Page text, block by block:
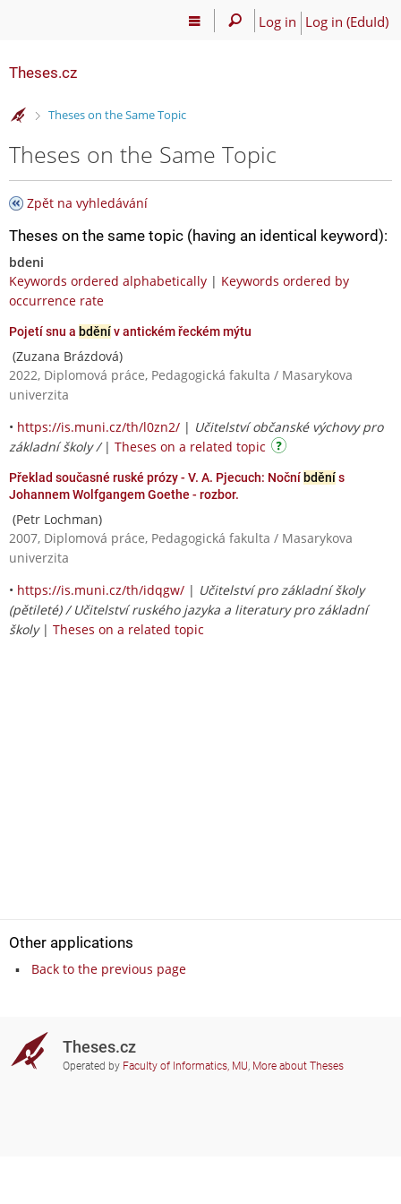
Log in Log in (EduId)
Theses.cz
>
Theses on the Same Topic
Theses on the Same Topic
Zpět na vyhledávání
Theses on the same topic (having an identical keyword):
bdeni
Keywords ordered alphabetically | Keywords ordered by
occurrence rate
Pojetí snu a bděnív antickém řeckém mýtu
(Zuzana Brázdová)
2022, Diplomová práce, Pedagogická fakulta / Masarykova
univerzita
• https://is.muni.cz/th/l0zn2/ | Učitelství občanské výchovy pro
základní školy / | Theses on a related topic
Překlad současné ruské prózy - V. A. Pjecuch: Nočníbděnís
Johannem Wolfgangem Goethe - rozbor.
(Petr Lochman)
2007, Diplomová práce, Pedagogická fakulta / Masarykova
univerzita
• https://is.muni.cz/th/idqgw/ | Učitelství pro základní školy
(pětileté) / Učitelství ruského jazyka a literatury pro základní
školy| Theses on a related topic
Other applications
Back to the previous page
Theses.cz
Operated by Faculty of Informatics, MU, More about Theses